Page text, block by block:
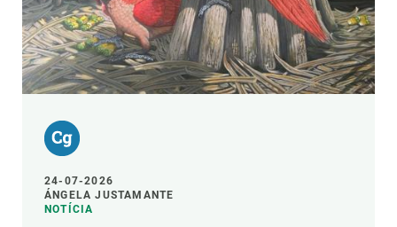
24-07-2026
ÁNGELA JUSTAMANTE
NOTÍCIA